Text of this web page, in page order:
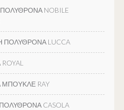
NOBILE
ΠΟΛΥΘΡΟΝΑ LUCCA
RAY
CASOLA